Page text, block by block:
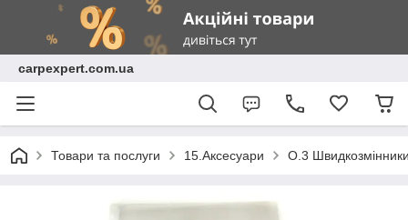
carpexpert.com.ua
Товари та послуги 15.Аксесуари O.3